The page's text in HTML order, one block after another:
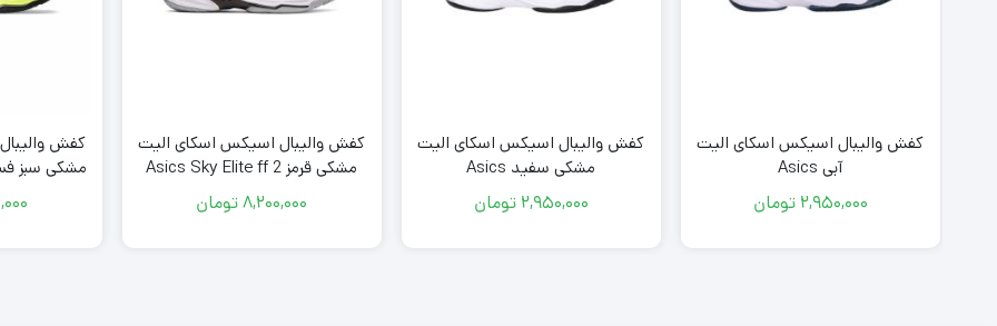
کفش والیبال اسیکس اسکای الیت
آبی Asics
2,950,000 تومان
کفش والیبال اسیکس اسکای الیت
مشکی سفید Asics
2,950,000 تومان
کفش والیبال اسیکس اسکای الیت
مشکی قرمز Asics Sky Elite ff 2
Black Red
8,200,000تومان
کفش